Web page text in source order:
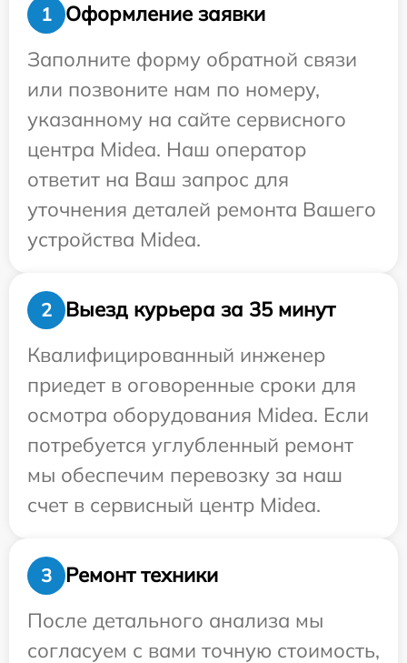
1
Оформление заявки
Заполните форму обратной связи
или позвоните нам по номеру,
указанному на сайте сервисного
центра Midea. Наш оператор
ответит на Ваш запрос для
уточнения деталей ремонта Вашего
устройства Midea.
2
Выезд курьера за 35 минут
Квалифицированный инженер
приедет в оговоренные сроки для
осмотра оборудования Midea. Если
потребуется углубленный ремонт
мы обеспечим перевозку за наш
счет в сервисный центр Midea.
3
Ремонт техники
После детального анализа мы
согласуем с вами точную стоимость,